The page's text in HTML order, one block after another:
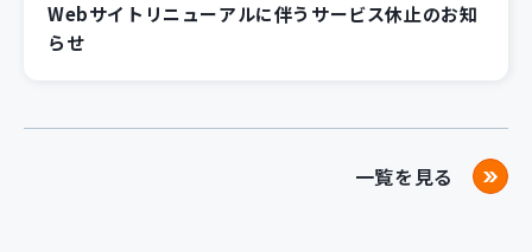
Webサイトリニューアルに伴うサービス休止のお知
らせ
一覧を見る